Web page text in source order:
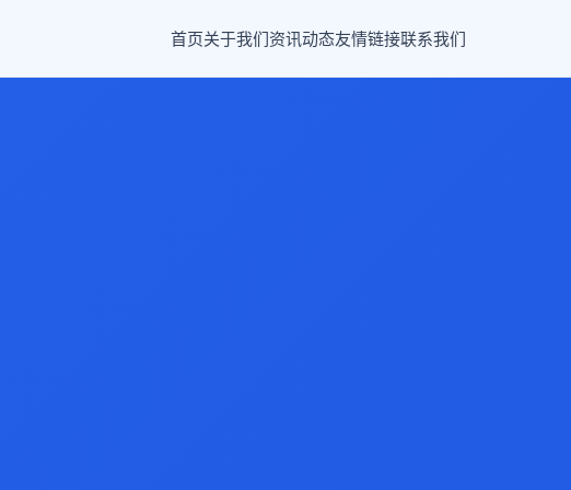
首页关于我们资讯动态友情链接联系我们